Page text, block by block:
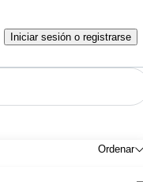
Iniciar sesión o registrarse
Ordenar